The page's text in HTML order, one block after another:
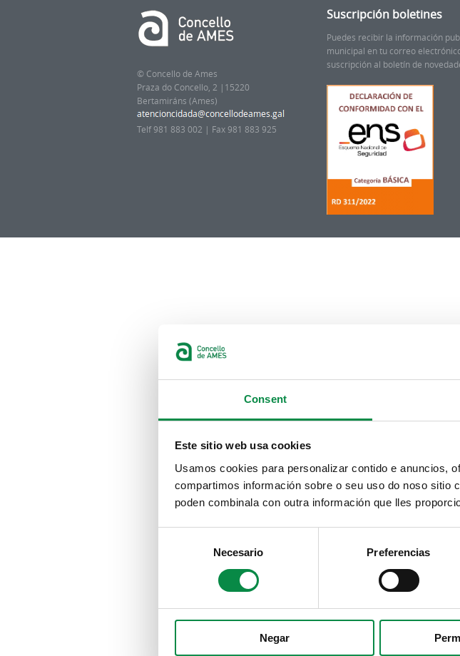
Consent
Este sitio web usa cookies
Usamos cookies para personalizar contido e anuncios,
compartimos información sobre o seu uso do noso sitio
poden combinala con outra información que lles
Necesario Preferencias
Negar
© Concello de Ames
Praza do Concello, 2 |15220
Bertamiráns (Ames)
Telf 981 883 002 | Fax 981 883 925
Suscripción boletines
Puedes recibir la información
municipal en tu correo
suscripción al boletín de